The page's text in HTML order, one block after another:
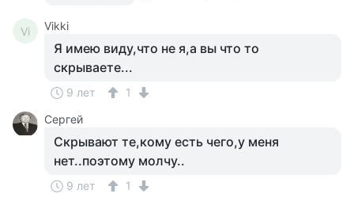
Vi Vikki
Я имею виду,что не я,а вы что то
скрываете...
9 лет
1
Сергей
Скрывают те,кому есть чего,у меня
нет..поэтому молчу..
9 лет 1